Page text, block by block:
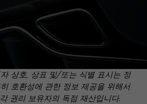
상호, 상표 및/또는 식별 표시는 정
호환성에 관한 정보 제공을 위해서
권리 보유자의 독점 재산입니다.